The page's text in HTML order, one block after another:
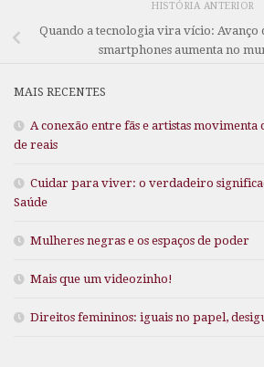
HISTÓRIA ANTERIOR
Quando a tecnologia vira vício: Avanço
smartphones aumenta no
MAIS RECENTES
A conexão entre fãs e artistas movimenta
de reais
Cuidar para viver: o verdadeiro
Saúde
Mulheres negras e os espaços de poder
Mais que um videozinho!
Direitos femininos: iguais no papel,